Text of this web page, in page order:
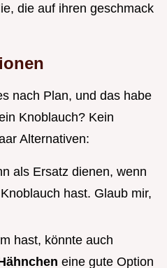
die auf ihren geschmack
nach Plan, und das habe
Knoblauch? Kein
Alternativen:
als Ersatz dienen, wenn
hast. Glaub mir,
hast, könnte auch
eine gute Option